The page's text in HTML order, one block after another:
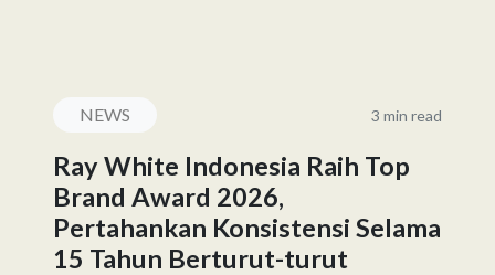
NEWS 3 min read
Ray White Indonesia Raih Top
Brand Award 2026,
Pertahankan Konsistensi Selama
15 Tahun Berturut-turut